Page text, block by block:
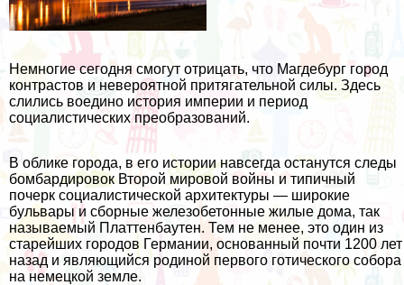
Немногие сегодня смогут отрицать, что Магдебург город
контрастов и невероятной притягательной силы. Здесь
слились воедино история империи и период
социалистических преобразований.
В облике города, в его истории навсегда останутся следы
бомбардировок Второй мировой войны и типичный
почерк социалистической архитектуры — широкие
бульвары и сборные железобетонные жилые дома, так
называемый Платтенбаутен. Тем не менее, это один из
старейших городов Германии, основанный почти 1200 лет
назад и являющийся родиной первого готического собора
на немецкой земле.